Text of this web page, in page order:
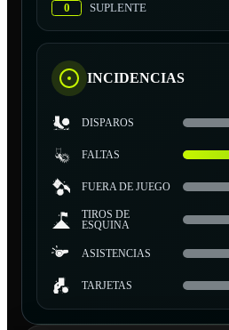
0
SUPLENTE
INCIDENCIAS
DISPAROS
FALTAS
FUERA DE JUEGO
TIROS DE
ESQUINA
ASISTENCIAS
TARJETAS